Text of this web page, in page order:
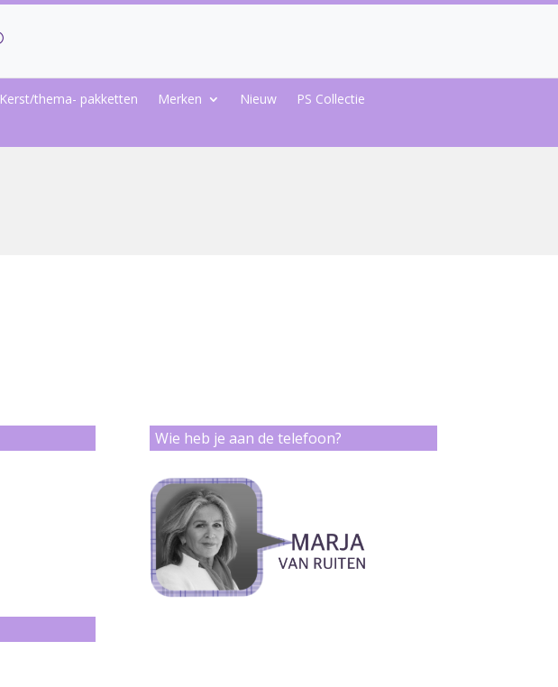
Kerst/thema- pakketten Merken Nieuw
PS Collectie
Wie heb je aan de telefoon?